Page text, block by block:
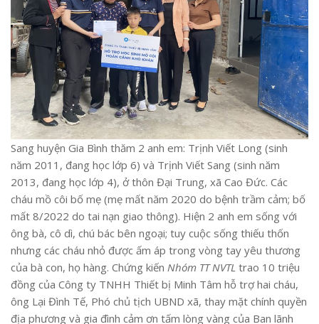
Sang huyện Gia Bình thăm 2 anh em: Trịnh Viết Long (sinh
năm 2011, đang học lớp 6) và Trịnh Viết Sang (sinh năm
2013, đang học lớp 4), ở thôn Đại Trung, xã Cao Đức. Các
cháu mồ côi bố mẹ (mẹ mất năm 2020 do bệnh trầm cảm; bố
mất 8/2022 do tai nạn giao thông). Hiện 2 anh em sống với
ông bà, cô dì, chú bác bên ngoại; tuy cuộc sống thiếu thốn
nhưng các cháu nhỏ được ấm áp trong vòng tay yêu thương
của bà con, họ hàng. Chứng kiến Nhóm TT NVTL trao 10 triệu
đồng của Công ty TNHH Thiết bị Minh Tâm hỗ trợ hai cháu,
ông Lại Đình Tế, Phó chủ tịch UBND xã, thay mặt chính quyền
địa phương và gia đình cảm ơn tấm lòng vàng của Ban lãnh